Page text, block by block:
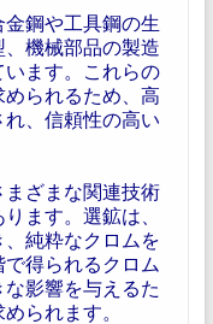
鋼や工具鋼の生
機械部品の製造
ます。これらの
られるため、高
、信頼性の高い
ざまな関連技術
ます。選鉱は、
純粋なクロムを
得られるクロム
影響を与えるた
られます。